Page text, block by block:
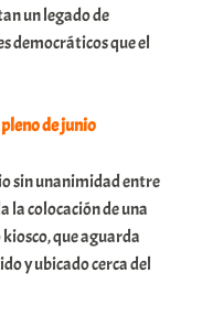
un legado de
democráticos que el
de junio
sin unanimidad entre
la colocación de una
que aguarda
y ubicado cerca del